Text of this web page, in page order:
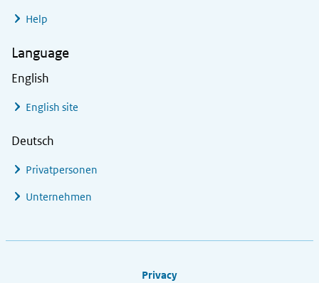
Help
Language
English
English site
Deutsch
Privatpersonen
Unternehmen
Privacy